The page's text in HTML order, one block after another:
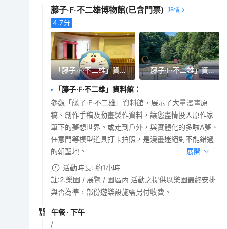
藤子·F·不二雄博物館(已含門票)
4.7分
「藤子·F·不二雄」資料館 「藤子·F·不二雄」資料館
「藤子·F·不二雄」資料館 ：
參觀「藤子·F·不二雄」資料館，展示了大量漫畫原
稿、創作手稿及動畫製作資料，讓您盡情投入原作家
筆下的夢想世界。或走到戶外，與實體化的多啦A夢、
任意門等模型道具打卡拍照，是漫畫迷絕對不能錯過
的朝聖地。
展開
活動時長: 約1小時
註:2.樂園 / 展覽 / 園區內 活動之提供以樂園最終安排
與否為準，部份遊樂設施需另付收費。
午餐 · 下午
/